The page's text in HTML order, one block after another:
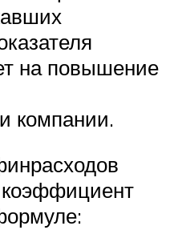
на повышение
компании.